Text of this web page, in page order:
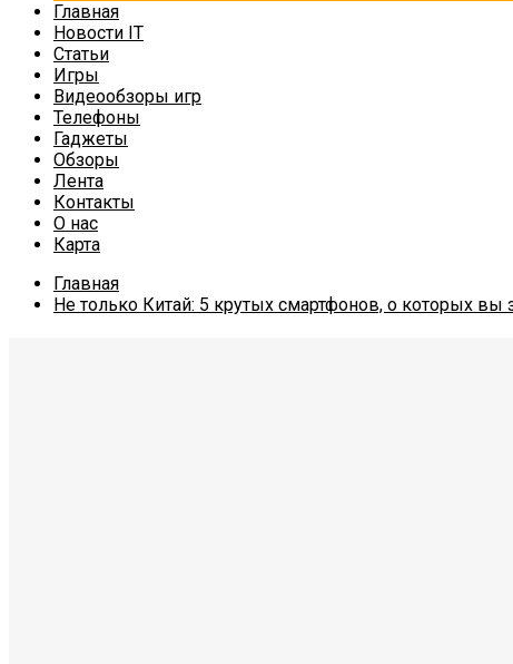
Главная
Новости IT
Статьи
Игры
Видеообзоры игр
Телефоны
Гаджеты
Обзоры
Лента
Контакты
О нас
Карта
Главная
Не только Китай: 5 крутых смартфонов, о которых вы